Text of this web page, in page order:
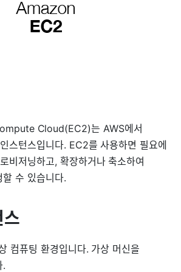
Cloud(EC2)는 AWS에서
스턴스입니다. EC2를 사용하면 필요에
비저닝하고, 확장하거나 축소하여
할 수 있습니다.
컴퓨팅 환경입니다. 가상 머신을
.